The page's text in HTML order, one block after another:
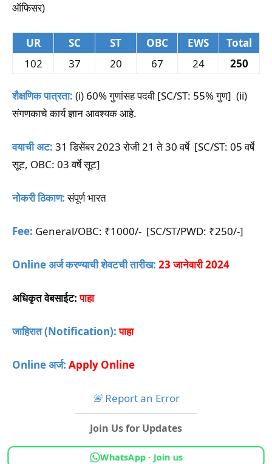
ऑफिसर)
UR SC ST OBC EWS
Total
102
37 20 67 24 250
शैक्षणिक पात्रता: (i) 60% गुणांसह पदवी [SC/ST: 55% गुण] (ii)
संगणकाचे कार्य ज्ञान आवश्यक आहे.
वयाची अट: 31 डिसेंबर 2023 रोजी 21 ते 30 वर्षे [SC/ST: 05 वर्षे
सूट, OBC: 03 वर्षे सूट]
नोकरी ठिकाण: संपूर्ण भारत
Fee: General/OBC: ₹1000/- [SC/ST/PWD: ₹250/-]
Online अर्ज करण्याची शेवटची तारीख: 23 जानेवारी 2024
अधिकृत वेबसाईट:पाहा
जाहिरात (Notification): पाहा
Online अर्ज: Apply Online
🚨Report an Error
Join Us for Updates
WhatsApp · Join us